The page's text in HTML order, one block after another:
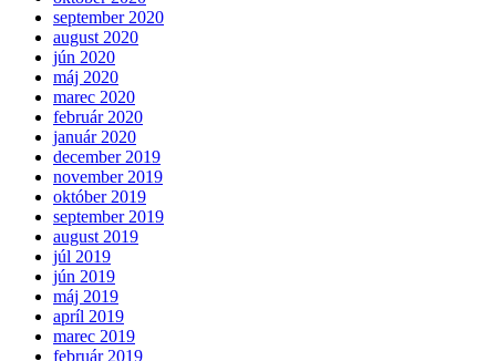
september 2020
august 2020
jún 2020
máj 2020
marec 2020
február 2020
január 2020
december 2019
november 2019
október 2019
september 2019
august 2019
júl 2019
jún 2019
máj 2019
apríl 2019
marec 2019
február 2019